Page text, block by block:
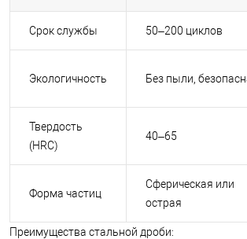
Срок службы 50–200 циклов
Экологичность Без пыли,
Твердость
(HRC)
40–65
Форма частиц
Сферическая или
острая
Преимущества стальной дроби: